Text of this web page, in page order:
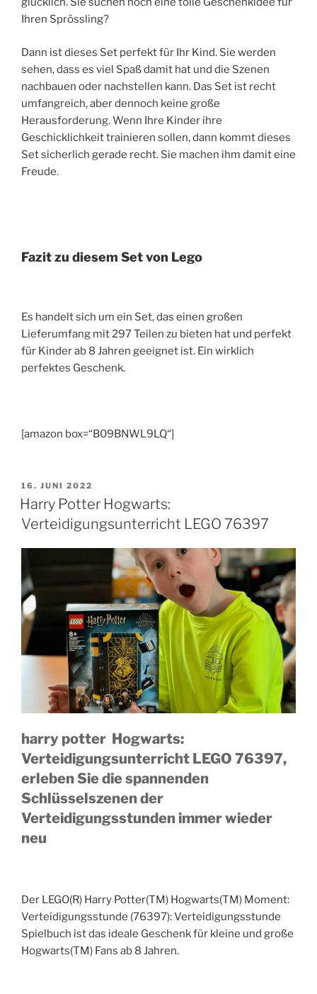
Ihren Sprössling?
Dann ist dieses Set perfekt für Ihr Kind. Sie werden
sehen, dass es viel Spaß damit hat und die Szenen
nachbauen oder nachstellen kann. Das Set ist recht
umfangreich, aber dennoch keine große
Herausforderung. Wenn Ihre Kinder ihre
Geschicklichkeit trainieren sollen, dann kommt dieses
Set sicherlich gerade recht. Sie machen ihm damit eine
Freude.
Fazit zu diesem Set von Lego
Es handelt sich um ein Set, das einen großen
Lieferumfang mit 297 Teilen zu bieten hat und perfekt
für Kinder ab 8 Jahren geeignet ist. Ein wirklich
perfektes Geschenk.
[amazon box=“B09BNWL9LQ“]
VERÖFFENTLICHT
AM
16. JUNI 2022
Harry Potter Hogwarts:
Verteidigungsunterricht LEGO 76397
harry potter Hogwarts:
Verteidigungsunterricht LEGO 76397,
erleben Sie die spannenden
Schlüsselszenen der
Verteidigungsstunden immer wieder
neu
Der LEGO(R) Harry Potter(TM) Hogwarts(TM) Moment:
Verteidigungsstunde (76397): Verteidigungsstunde
Spielbuch ist das ideale Geschenk für kleine und große
Hogwarts(TM) Fans ab 8 Jahren.